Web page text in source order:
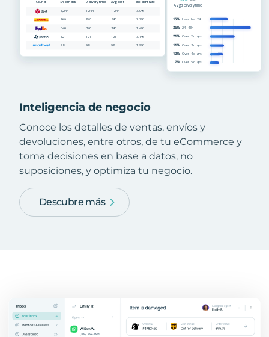
Inteligencia de negocio
Conoce los detalles de ventas, envíos y
devoluciones, entre otros, de tu eCommerce y
toma decisiones en base a datos, no
suposiciones, y optimiza tu negocio.
Descubre más